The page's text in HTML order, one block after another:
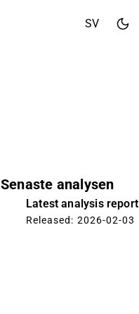
SV
Senaste analysen
Latest analysis report
Released: 2026-02-03